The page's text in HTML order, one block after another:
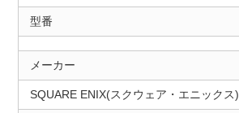
型番
メーカー
SQUARE ENIX(スクウェア・エニックス)